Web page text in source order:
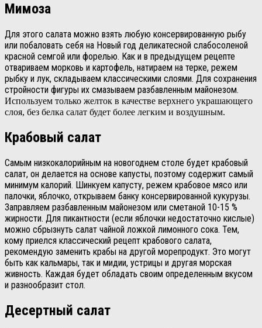
Мимоза
Для этого салата можно взять любую консервированную рыбу
или побаловать себя на Новый год деликатесной слабосоленой
красной семгой или форелью. Как и в предыдущем рецепте
отвариваем морковь и картофель, натираем на терке, режем
рыбку и лук, складываем классическими слоями. Для сохранения
стройности фигуры их смазываем разбавленным майонезом.
Используем только желток в качестве верхнего украшающего
слоя, без белка салат будет более легким и воздушным.
Крабовый салат
Самым низкокалорийным на новогоднем столе будет крабовый
салат, он делается на основе капусты, поэтому содержит самый
минимум калорий. Шинкуем капусту, режем крабовое мясо или
палочки, яблочко, открываем банку консервированной кукурузы.
Заправляем разбавленным майонезом или сметаной 10-15 %
жирности. Для пикантности (если яблочки недостаточно кислые)
можно сбрызнуть салат чайной ложкой лимонного сока. Тем,
кому приелся классический рецепт крабового салата,
рекомендую заменить крабы на другой морепродукт. Это могут
быть как кальмары, так и мидии, устрицы и другая морская
живность. Каждая будет обладать своим определенным вкусом
и разнообразит стол.
Десертный салат